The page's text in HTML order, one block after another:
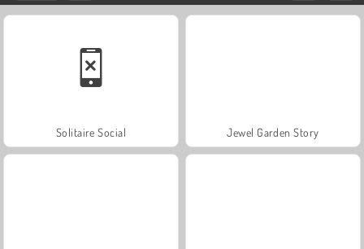
Solitaire Social Jewel Garden Story